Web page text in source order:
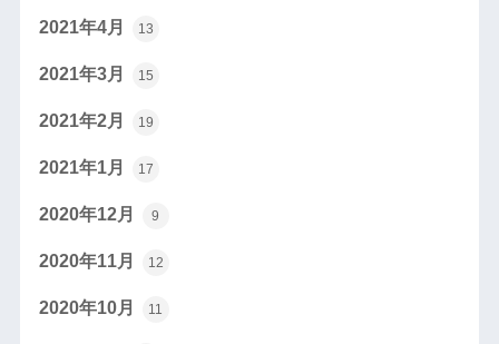
2021年4月 13
2021年3月 15
2021年2月 19
2021年1月 17
2020年12月 9
2020年11月 12
2020年10月 11